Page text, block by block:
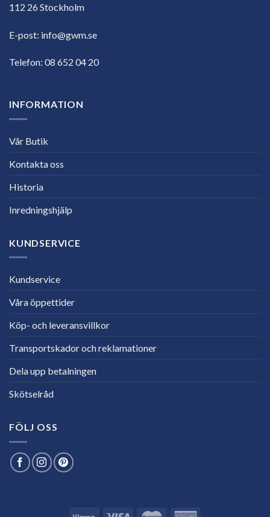
112 26 Stockholm
E-post: info@gwm.se
Telefon: 08 652 04 20
INFORMATION
Vår Butik
Kontakta oss
Historia
Inredningshjälp
KUNDSERVICE
Kundservice
Våra öppettider
Köp- och leveransvillkor
Transportskador och reklamationer
Dela upp betalningen
Skötselråd
FÖLJ OSS